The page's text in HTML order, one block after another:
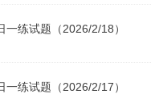
练试题（2026/2/18）
练试题（2026/2/17）